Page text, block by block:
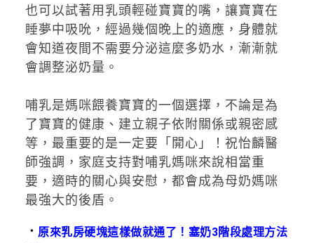
也可以試著用乳頭輕碰寶寶的嘴，讓寶寶在
睡夢中吸吮，經過幾個晚上的適應，身體就
會知道夜間不需要分泌這麼多奶水，漸漸就
會調整泌奶量。
哺乳是媽咪餵養寶寶的一個選擇，不論是為
了寶寶的健康、建立親子依附關係或親密感
等，最重要的是一定要「開心」！祝怡麟醫
師強調，家庭支持對哺乳媽咪來說相當重
要，適時的關心與安慰，都會成為母奶媽咪
最強大的後盾。
． 原來乳房硬塊這樣做就通了！塞奶3階段處理方法